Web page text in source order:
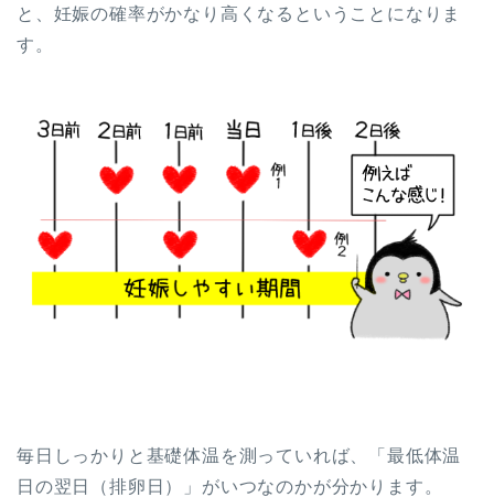
と、妊娠の確率がかなり高くなるということになりま
す。
毎日しっかりと基礎体温を測っていれば、「最低体温
日の翌日（排卵日）」がいつなのかが分かります。